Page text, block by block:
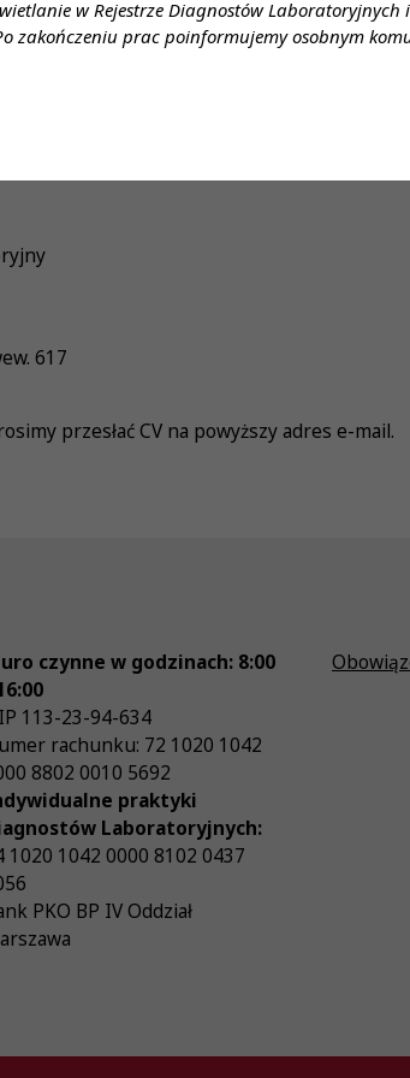
w Rejestrze Diagnostów
zakończeniu prac poinformujemy osobnym
617
przesłać CV na powyższy adres e-mail.
czynne w godzinach: 8:00
113-23-94-634
rachunku: 72 1020 1042
8802 0010 5692
praktyki
Laboratoryjnych:
1020 1042 0000 8102 0437
PKO BP IV Oddział